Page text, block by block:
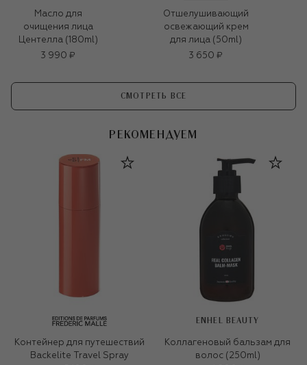
Масло для
очищения лица
Центелла (180ml)
3 990 ₽
Отшелушивающий
освежающий крем
для лица (50ml)
3 650 ₽
СМОТРЕТЬ ВСЕ
РЕКОМЕНДУЕМ
Контейнер для путешествий
Backelite Travel Spray
ENHEL BEAUTY
Коллагеновый бальзам для
волос (250ml)